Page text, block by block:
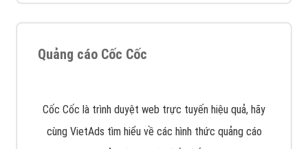
Quảng cáo Cốc Cốc